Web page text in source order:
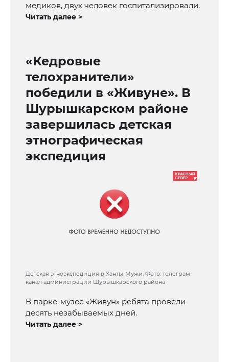
медиков, двух человек госпитализировали.
Читать далее >
«Кедровые
телохранители»
победили в «Живуне». В
Шурышкарском районе
завершилась детская
этнографическая
экспедиция
Детская этноэкспедиция в Ханты-Мужи. Фото: телеграм-
канал администрации Шурышкарского района
В парке-музее «Живун» ребята провели
десять незабываемых дней.
Читать далее >